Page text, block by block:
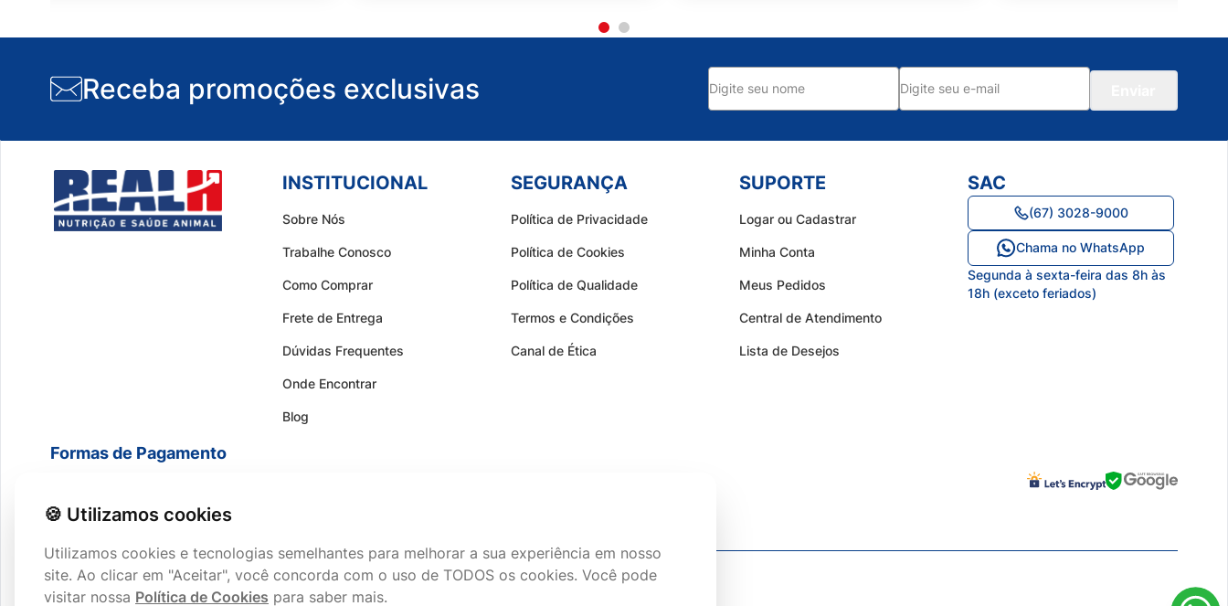
Receba promoções exclusivas
INSTITUCIONAL
Sobre Nós
Trabalhe Conosco
Como Comprar
Frete de Entrega
Dúvidas Frequentes
Onde Encontrar
Blog
SEGURANÇA
Política de Privacidade
Política de Cookies
Política de Qualidade
Termos e Condições
Canal de Ética
SUPORTE
Logar ou Cadastrar
Minha Conta
Meus Pedidos
Central de Atendimento
Lista de Desejos
SAC
(67) 3028-9000
Chama no WhatsApp
Segunda à sexta-feira das 8h às
18h (exceto feriados)
Formas de Pagamento
CERTIFICAÇÕES
🍪 Utilizamos cookies
Utilizamos cookies e tecnologias semelhantes para melhorar a sua experiência em nosso
site. Ao clicar em "Aceitar", você concorda com o uso de TODOS os cookies. Você pode
visitar nossa Política de Cookies para saber mais.